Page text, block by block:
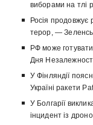
виборами на тлі
Росія продовжує
терор, —
РФ може
Дня
У Фінляндії
Україні ракети
У Болгарії
інцидент із